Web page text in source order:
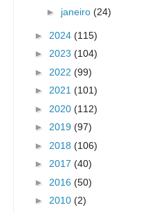
► janeiro (24)
► 2024 (115)
► 2023 (104)
► 2022 (99)
► 2021 (101)
► 2020 (112)
► 2019 (97)
► 2018 (106)
► 2017 (40)
► 2016 (50)
► 2010 (2)